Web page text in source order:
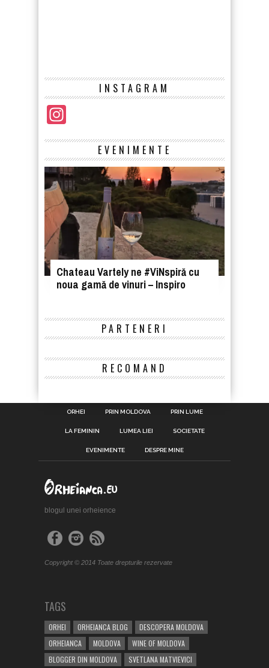
INSTAGRAM
EVENIMENTE
Chateau Vartely ne #ViNspiră cu
noua gamă de vinuri – Inspiro
PARTENERI
RECOMAND
ORHEI PRIN MOLDOVA PRIN LUME
LA FEMININ LUMEA LIEI SOCIETATE
EVENIMENTE DESPRE MINE
blogul unei orheience
Copyright © 2014 Toate drepturile rezervate
TAGS
ORHEI ORHEIANCA BLOG
DESCOPERA MOLDOVA
ORHEIANCA
MOLDOVA
WINE OF MOLDOVA
BLOGGER DIN MOLDOVA
SVETLANA MATVIEVICI